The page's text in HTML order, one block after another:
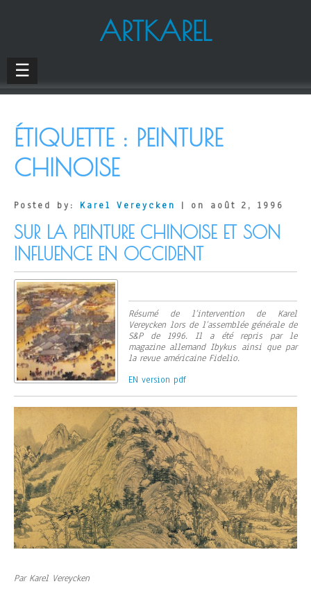
ARTKAREL
☰
ÉTIQUETTE : PEINTURE
CHINOISE
Posted by: Karel Vereycken | on août 2, 1996
SUR LA PEINTURE CHINOISE ET SON
INFLUENCE EN OCCIDENT
Résumé de l’intervention de Karel
Vereycken lors de l’assemblée générale de
S&P de 1996. Il a été repris par le
magazine allemand Ibykus ainsi que par
la revue américaine Fidelio.
EN version pdf
Par Karel Vereycken